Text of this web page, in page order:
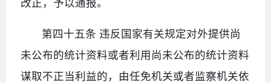
第四十五条 违反国家有关规定对外提供尚
未公布的统计资料或者利用尚未公布的统计资料
谋取不正当利益的，由任免机关或者监察机关依